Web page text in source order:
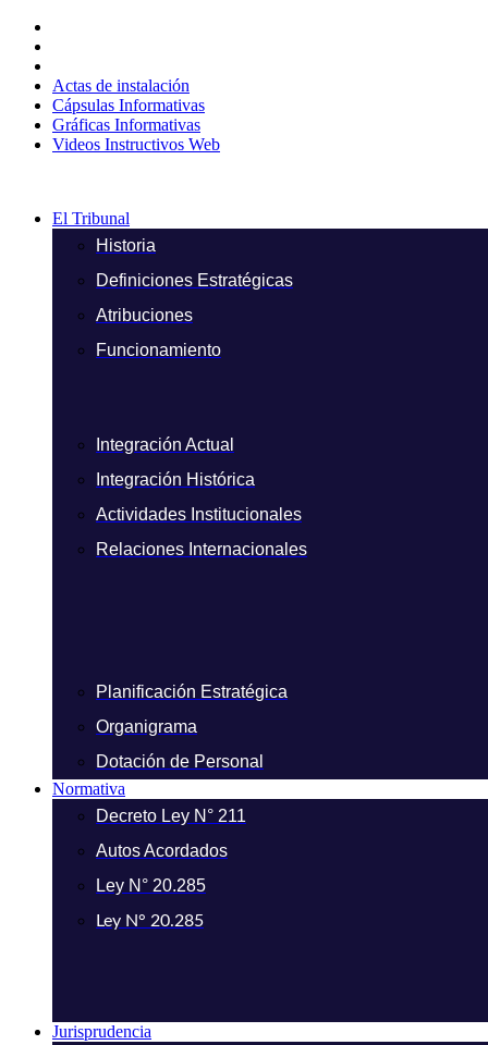
contenido
Actas de instalación
Cápsulas Informativas
Gráficas Informativas
Videos Instructivos Web
El Tribunal
Historia
Definiciones Estratégicas
Atribuciones
Funcionamiento
Integración Actual
Integración Histórica
Actividades Institucionales
Relaciones Internacionales
Planificación Estratégica
Organigrama
Dotación de Personal
Normativa
Decreto Ley N° 211
Autos Acordados
Ley N° 20.285
Ley N° 20.285
Jurisprudencia